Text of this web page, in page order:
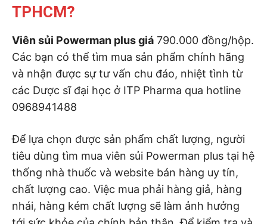
TPHCM?
Viên sủi Powerman plus giá 790.000 đồng/hộp.
Các bạn có thể tìm mua sản phẩm chính hãng
và nhận được sự tư vấn chu đáo, nhiệt tình từ
các Dược sĩ đại học ở ITP Pharma qua hotline
0968941488
Để lựa chọn được sản phẩm chất lượng, người
tiêu dùng tìm mua viên sủi Powerman plus tại hệ
thống nhà thuốc và website bán hàng uy tín,
chất lượng cao. Việc mua phải hàng giả, hàng
nhái, hàng kém chất lượng sẽ làm ảnh hưởng